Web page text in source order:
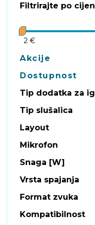
Filtrirajte po
2 €
Akcije
Dostupnost
Tip dodatka za
Tip slušalica
Layout
Mikrofon
Snaga [W]
Vrsta spajanja
Format zvuka
Kompatibilnost